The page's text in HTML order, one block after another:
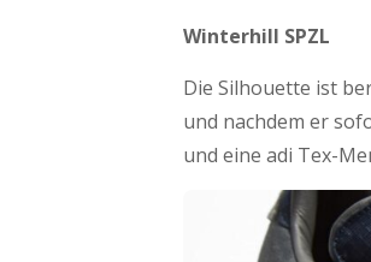
Winterhill SPZL
Die Silhouette ist
und nachdem er
und eine adi Tex-